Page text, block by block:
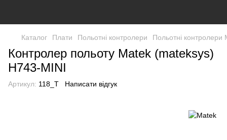
Каталог Плати Польотні контролери Польотні контролери
Контролер польоту Matek (mateksys)
H743-MINI
Артикул: 118_T Написати відгук